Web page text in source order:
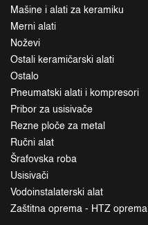
Mašine i alati za keramiku
Merni alati
Noževi
Ostali keramičarski alati
Ostalo
Pneumatski alati i kompresori
Pribor za usisivače
Rezne ploče za metal
Ručni alat
Šrafovska roba
Usisivači
Vodoinstalaterski alat
Zaštitna oprema - HTZ oprema